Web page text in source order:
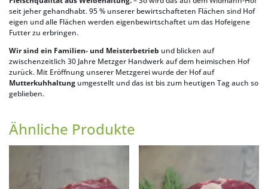
seit jeher gehandhabt. 95 % unserer bewirtschafteten Flächen sind Hof
eigen und alle Flächen werden eigenbewirtschaftet um das Hofeigene
Futter zu erbringen.
Wir sind ein Familien- und Meisterbetrieb und blicken auf
zwischenzeitlich 30 Jahre Metzger Handwerk auf dem heimischen Hof
zurück. Mit Eröffnung unserer Metzgerei wurde der Hof auf
Mutterkuhhaltung umgestellt und das ist bis zum heutigen Tag auch so
geblieben.
Ähnliche Produkte